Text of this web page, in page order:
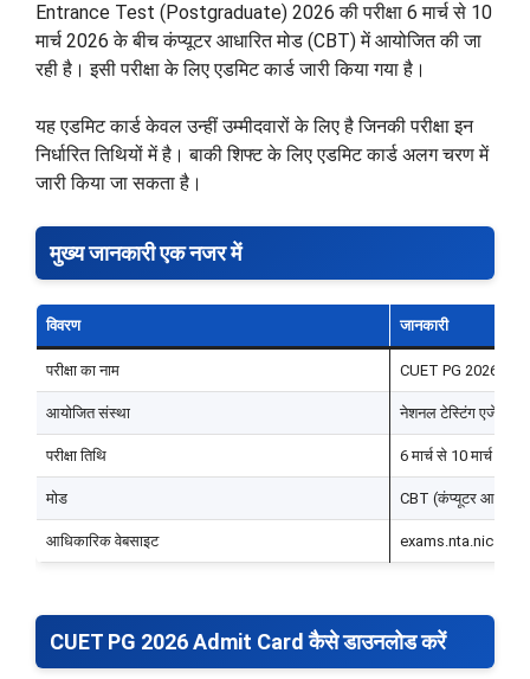
Entrance Test (Postgraduate) 2026 की परीक्षा 6 मार्च से 10
मार्च 2026 के बीच कंप्यूटर आधारित मोड (CBT) में आयोजित की जा
रही है। इसी परीक्षा के लिए एडमिट कार्ड जारी किया गया है।
यह एडमिट कार्ड केवल उन्हीं उम्मीदवारों के लिए है जिनकी परीक्षा इन
निर्धारित तिथियों में है। बाकी शिफ्ट के लिए एडमिट कार्ड अलग चरण में
जारी किया जा सकता है।
मुख्य जानकारी एक नजर में
विवरण जानकारी
परीक्षा का नाम CUET PG 2026
आयोजित संस्था नेशनल टेस्टिंग एजेंसी
परीक्षा तिथि 6 मार्च से 10 मार्च 2026
मोड CBT (कंप्यूटर
आधिकारिक वेबसाइट exams.nta.nic.in
CUET PG 2026 Admit Card कैसे डाउनलोड करें